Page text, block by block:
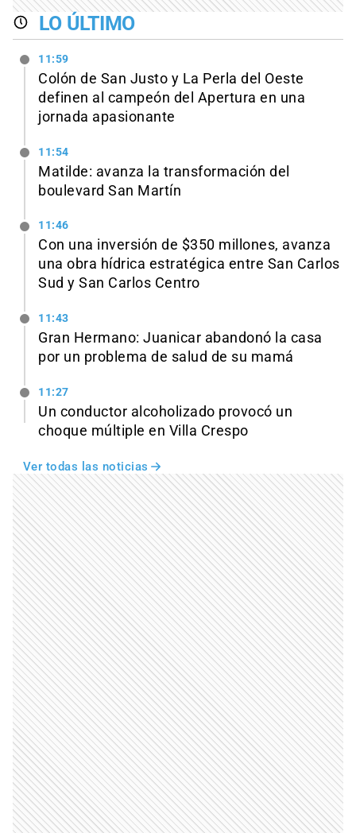
LO ÚLTIMO
11:59
Colón de San Justo y La Perla del Oeste
definen al campeón del Apertura en una
jornada apasionante
11:54
Matilde: avanza la transformación del
boulevard San Martín
11:46
Con una inversión de $350 millones, avanza
una obra hídrica estratégica entre San Carlos
Sud y San Carlos Centro
11:43
Gran Hermano: Juanicar abandonó la casa
por un problema de salud de su mamá
11:27
Un conductor alcoholizado provocó un
choque múltiple en Villa Crespo
Ver todas las noticias